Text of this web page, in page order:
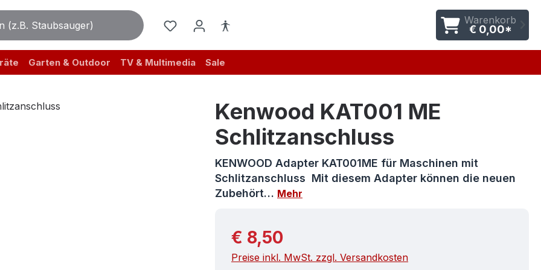
Warenkorb
€ 0,00*
Garten & Outdoor TV & Multimedia Sale
Kenwood KAT001 ME
Schlitzanschluss
KENWOOD Adapter KAT001ME für Maschinen mit
Schlitzanschluss Mit diesem Adapter können die neuen
Zubehört… Mehr
Regulärer Preis:
€ 8,50
Preise inkl. MwSt. zzgl. Versandkosten